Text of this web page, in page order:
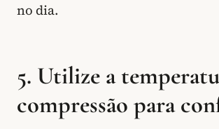
no dia.
5. Utilize a
compressão para